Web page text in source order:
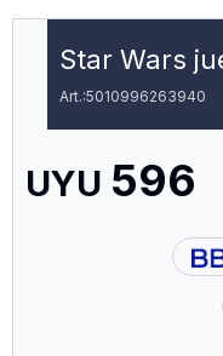
Star Wars
5010996263940
UYU 596